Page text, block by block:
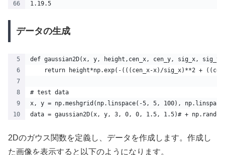
1.19.5
データの生成
def gaussian2D(x, y, height,cen_x, cen_y, sig_x,
return height*np.exp(-(((cen_x-x)/sig_x)**2 +
# test data
x, y = np.meshgrid(np.linspace(-5, 5, 100),
data = gaussian2D(x, y, 3, 0, 0, 1.5, 1.5)# +
2Dのガウス関数を定義し、データを作成します。作成し
た画像を表示すると以下のようになります。